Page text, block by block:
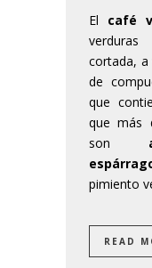
El café
cortada, a
de
que
que más
son
pimiento
READ